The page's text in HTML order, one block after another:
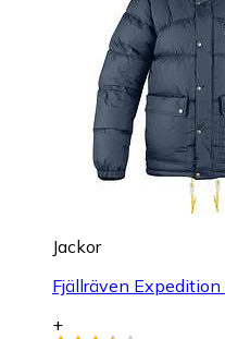
Jackor
Fjällräven Expedition
+